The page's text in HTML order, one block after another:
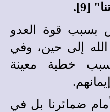
[9].
قوة العدو
إلى حين، وفي
خطية معينة
ضمائرنا بل في